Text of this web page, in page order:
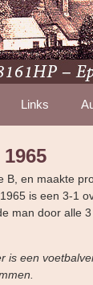
Links
1965
B, en maakte
is een 3-1
man door alle
is een